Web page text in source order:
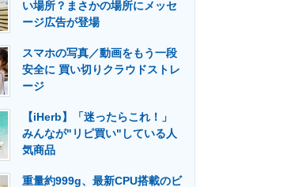
建設×テクノロジーの最前線
い場所？まさかの場所にメッセ
ージ広告が登場
スマホの写真／動画をもう一段
安全に 買い切りクラウドストレ
ージ
【iHerb】「迷ったらこれ！」
みんなが"リピ買い"している人
気商品
重量約999g、最新CPU搭載のビ